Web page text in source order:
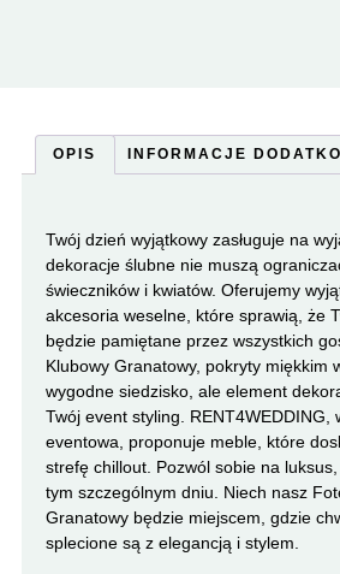
OPIS INFORMACJE
Twój dzień wyjątkowy zasługuje na
dekoracje ślubne nie muszą
świeczników i kwiatów. Oferujemy
akcesoria weselne, które sprawią, że
będzie pamiętane przez wszystkich
Klubowy Granatowy, pokryty miękkim
wygodne siedzisko, ale element
Twój event styling. RENT4WEDDING,
eventowa, proponuje meble, które
strefę chillout. Pozwól sobie na
tym szczególnym dniu. Niech nasz
Granatowy będzie miejscem, gdzie
splecione są z elegancją i stylem.